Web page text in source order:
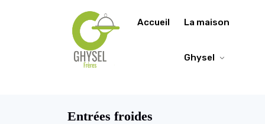
Accueil
La maison
Ghysel
Entrées froides